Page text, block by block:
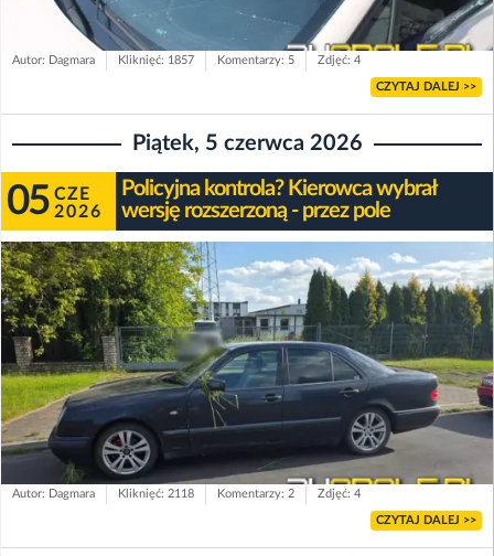
Autor: Dagmara Kliknięć: 1857 Komentarzy: 5 Zdjęć: 4
CZYTAJ DALEJ >>
Piątek, 5 czerwca 2026
05 CZE
2026
Policyjna kontrola? Kierowca wybrał
wersję rozszerzoną - przez pole
Autor: Dagmara Kliknięć: 2118 Komentarzy: 2 Zdjęć: 4
CZYTAJ DALEJ >>